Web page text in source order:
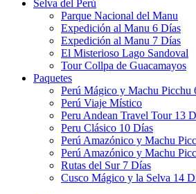
Selva del Perú
Parque Nacional del Manu
Expedición al Manu 6 Días
Expedición al Manu 7 Días
El Misterioso Lago Sandoval
Tour Collpa de Guacamayos
Paquetes
Perú Mágico y Machu Picchu
Perú Viaje Místico
Peru Andean Travel Tour 13
Peru Clásico 10 Días
Perú Amazónico y Machu
Perú Amazónico y Machu
Rutas del Sur 7 Días
Cusco Mágico y la Selva 14